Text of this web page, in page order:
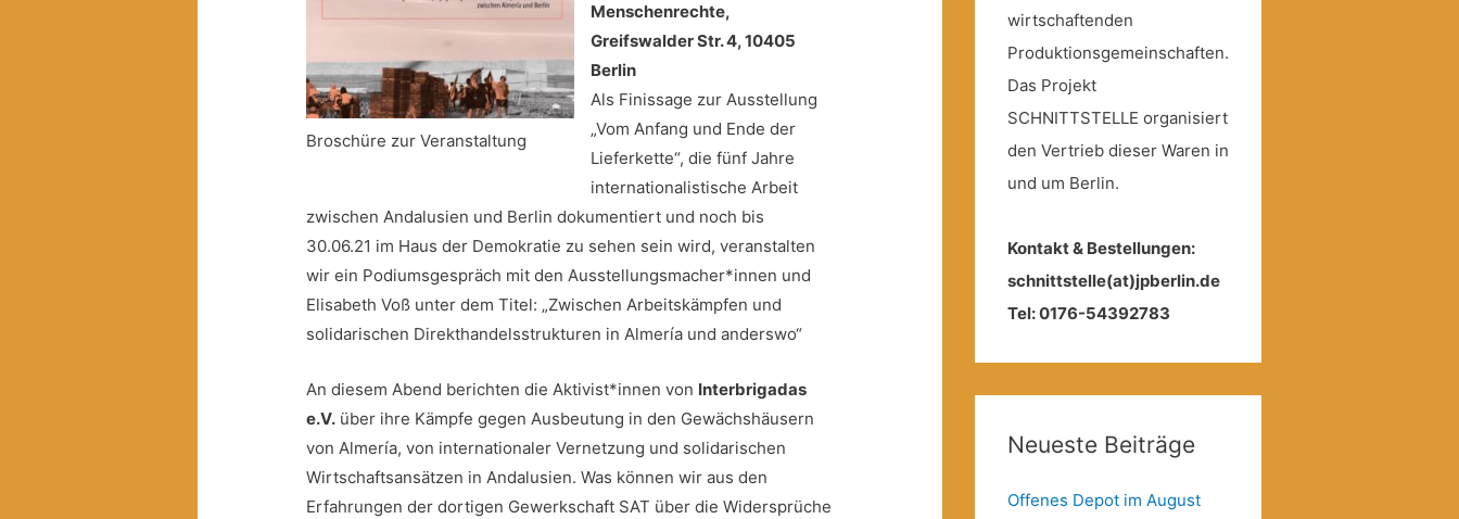
Broschüre zur Veranstaltung
Menschenrechte,
Greifswalder Str. 4, 10405
Berlin
Als Finissage zur Ausstellung
„Vom Anfang und Ende der
Lieferkette“, die fünf Jahre
internationalistische Arbeit
zwischen Andalusien und Berlin dokumentiert und noch bis
30.06.21 im Haus der Demokratie zu sehen sein wird, veranstalten
wir ein Podiumsgespräch mit den Ausstellungsmacher*innen und
Elisabeth Voß unter dem Titel: „Zwischen Arbeitskämpfen und
solidarischen Direkthandelsstrukturen in Almería und anderswo“
An diesem Abend berichten die Aktivist*innen von Interbrigadas
e.V. über ihre Kämpfe gegen Ausbeutung in den Gewächshäusern
von Almería, von internationaler Vernetzung und solidarischen
Wirtschaftsansätzen in Andalusien. Was können wir aus den
Erfahrungen der dortigen Gewerkschaft SAT über die Widersprüche
wirtschaftenden
Produktionsgemeinschaften.
Das Projekt
SCHNITTSTELLE organisiert
den Vertrieb dieser Waren in
und um Berlin.
Kontakt & Bestellungen:
schnittstelle(at)jpberlin.de
Tel: 0176-54392783
Neueste Beiträge
Offenes Depot im August